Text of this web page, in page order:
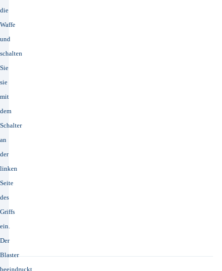
die
Waffe
und
schalten
Sie
sie
mit
dem
Schalter
an
der
linken
Seite
des
Griffs
ein.
Der
Blaster
beeindruckt